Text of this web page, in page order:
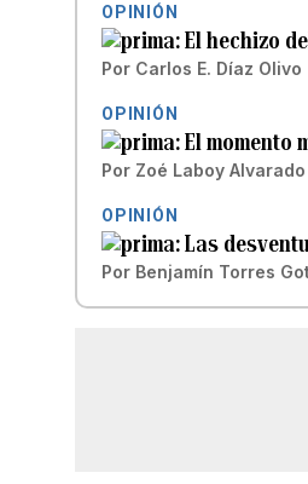
OPINIÓN
El hechizo
Por Carlos E. Díaz Olivo
OPINIÓN
El momento
Por Zoé Laboy Alvarado
OPINIÓN
Las
Por Benjamín Torres